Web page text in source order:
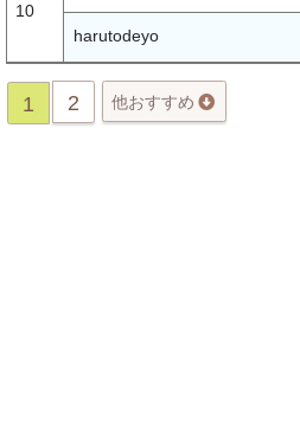
10
harutodeyo
1 2 他おすすめ